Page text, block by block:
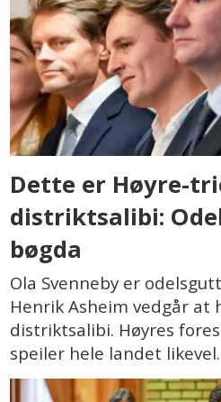
Dette er Høyre-
distriktsalibi:
bøgda
Ola Svenneby er
Henrik Asheim vedgår at
distriktsalibi. Høyres
speiler hele landet likevel.